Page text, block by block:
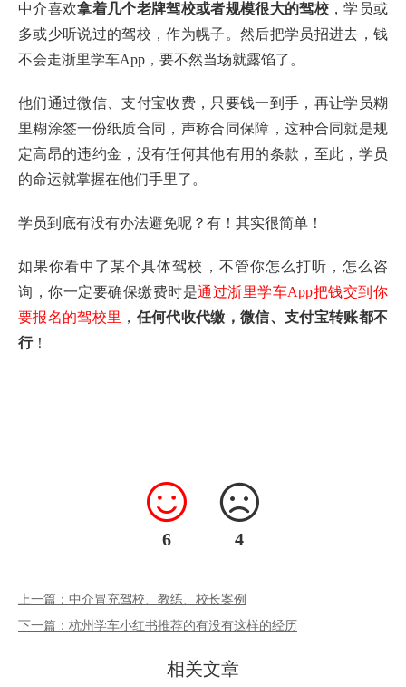
中介喜欢拿着几个老牌驾校或者规模很大的驾校 ，学员或
多或少听说过的驾校，作为幌子。然后把学员招进去，钱
不会走浙里学车App，要不然当场就露馅了。
他们通过微信、支付宝收费，只要钱一到手，再让学员糊
里糊涂签一份纸质合同，声称合同保障，这种合同就是规
定高昂的违约金，没有任何其他有用的条款，至此，学员
的命运就掌握在他们手里了。
学员到底有没有办法避免呢？有！其实很简单！
如果你看中了某个具体驾校，不管你怎么打听，怎么咨
询，你一定要确保缴费时是通过浙里学车App把钱交到你
要报名的驾校里 ， 任何代收代缴，微信、支付宝转账都不
行！
6 4
上一篇：中介冒充驾校、教练、校长案例
下一篇：杭州学车小红书推荐的有没有这样的经历
相关文章